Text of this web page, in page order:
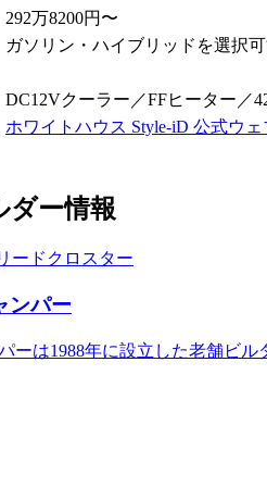
292万8200円〜
ガソリン・ハイブリッドを選択
DC12Vクーラー／FFヒーター／
ホワイトハウス Style-iD 公式ウェ
ダー情報
ンパー
ーは1988年に設立した老舗ビ